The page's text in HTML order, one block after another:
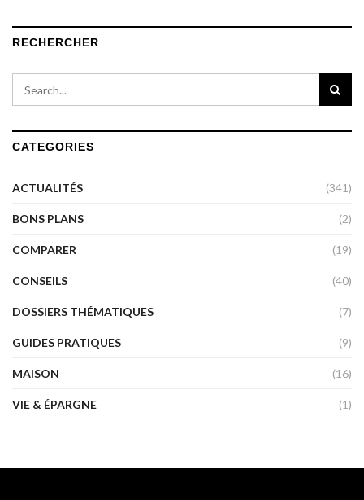
RECHERCHER
CATEGORIES
ACTUALITÉS (341)
BONS PLANS (2)
COMPARER (19)
CONSEILS (40)
DOSSIERS THÉMATIQUES (7)
GUIDES PRATIQUES (9)
MAISON (16)
VIE & ÉPARGNE (1)